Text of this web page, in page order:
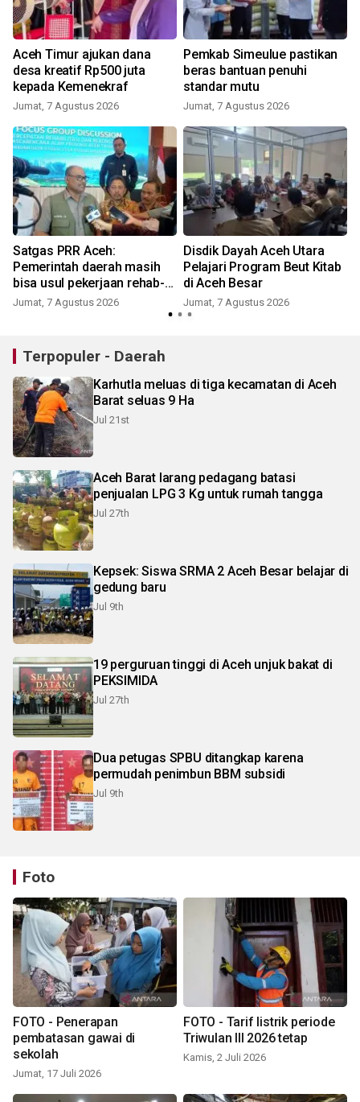
Aceh Timur ajukan dana
desa kreatif Rp500 juta
kepada Kemenekraf
Jumat, 7 Agustus 2026
Pemkab Simeulue pastikan
beras bantuan penuhi
standar mutu
Jumat, 7 Agustus 2026
Satgas PRR Aceh:
Pemerintah daerah masih
bisa usul pekerjaan rehab-
rekon masuk Inpres
Jumat, 7 Agustus 2026
Disdik Dayah Aceh Utara
Pelajari Program Beut Kitab
di Aceh Besar
Jumat, 7 Agustus 2026
Terpopuler - Daerah
Karhutla meluas di tiga kecamatan di Aceh
Barat seluas 9 Ha
Jul 21st
Aceh Barat larang pedagang batasi
penjualan LPG 3 Kg untuk rumah tangga
Jul 27th
Kepsek: Siswa SRMA 2 Aceh Besar belajar di
gedung baru
Jul 9th
19 perguruan tinggi di Aceh unjuk bakat di
PEKSIMIDA
Jul 27th
Dua petugas SPBU ditangkap karena
permudah penimbun BBM subsidi
Jul 9th
Foto
FOTO - Penerapan
pembatasan gawai di
sekolah
Jumat, 17 Juli 2026
FOTO - Tarif listrik periode
Triwulan III 2026 tetap
Kamis, 2 Juli 2026